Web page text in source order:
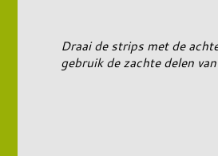
Draai de strips met de
gebruik de zachte delen